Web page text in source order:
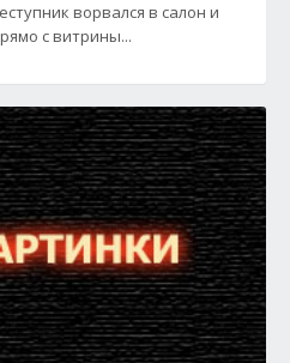
ворвался в салон и
с витрины...